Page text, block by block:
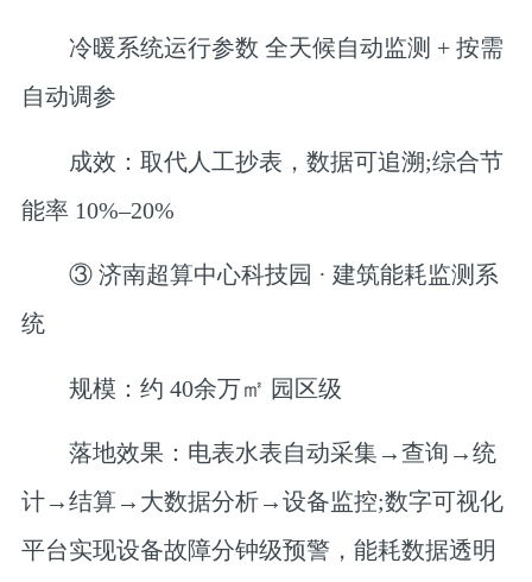
冷暖系统运行参数 全天候自动监测 + 按需
自动调参
成效 ：取代人工抄表，数据可追溯;综合节
能率 10%–20%
③ 济南超算中心科技园 · 建筑能耗监测系
统
规模 ：约 40余万㎡ ​ 园区级
落地效果 ：电表水表自动采集→查询→统
计→结算→大数据分析→设备监控;数字可视化
平台实现设备故障分钟级预警 ，能耗数据透明